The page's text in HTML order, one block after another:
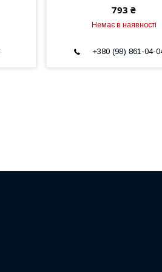
793 ₴
Немає в наявності
+380 (98) 861-04-